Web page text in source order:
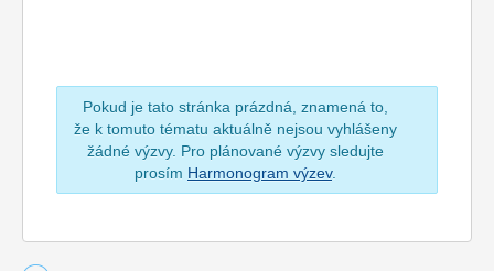
Pokud je tato stránka prázdná, znamená to,
že k tomuto tématu aktuálně nejsou vyhlášeny
žádné výzvy. Pro plánované výzvy sledujte
prosím Harmonogram výzev.